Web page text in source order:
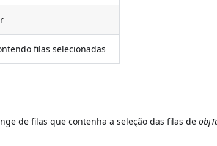
filas selecionadas
de filas que contenha a seleção das filas de